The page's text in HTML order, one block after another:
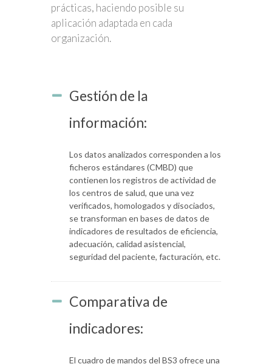
prácticas, haciendo posible su
aplicación adaptada en cada
organización.
Gestión de la
información:
Los datos analizados corresponden a los
ficheros estándares (CMBD) que
contienen los registros de actividad de
los centros de salud, que una vez
verificados, homologados y disociados,
se transforman en bases de datos de
indicadores de resultados de eficiencia,
adecuación, calidad asistencial,
seguridad del paciente, facturación, etc.
Comparativa de
indicadores:
El cuadro de mandos del BS3 ofrece una